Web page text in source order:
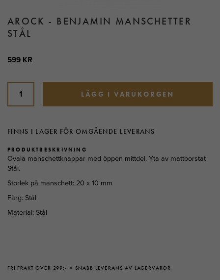
AROCK - BENJAMIN MANSCHETTER
STÅL
PRODUKTBESKRIVNING
Ovala manschettknappar med öppen mittdel. Yta av mattborstat
Stål.
Storlek på manschett: 20 x 10 mm
Färg: Stål
Material: Stål
599 KR
LÄGG I VARUKORGEN
FINNS I LAGER FÖR OMGÅENDE LEVERANS
FRI FRAKT ÖVER 299:- SNABB LEVERANS AV LAGERVAROR